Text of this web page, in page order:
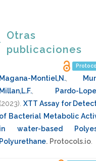
Otras
publicaciones
Magana-Montiel,N.
Millan,L.F.
Pardo-
(2023) XTT Assay for
of Bacterial Metabolic
in water-based
Polyurethane. Protocols.io